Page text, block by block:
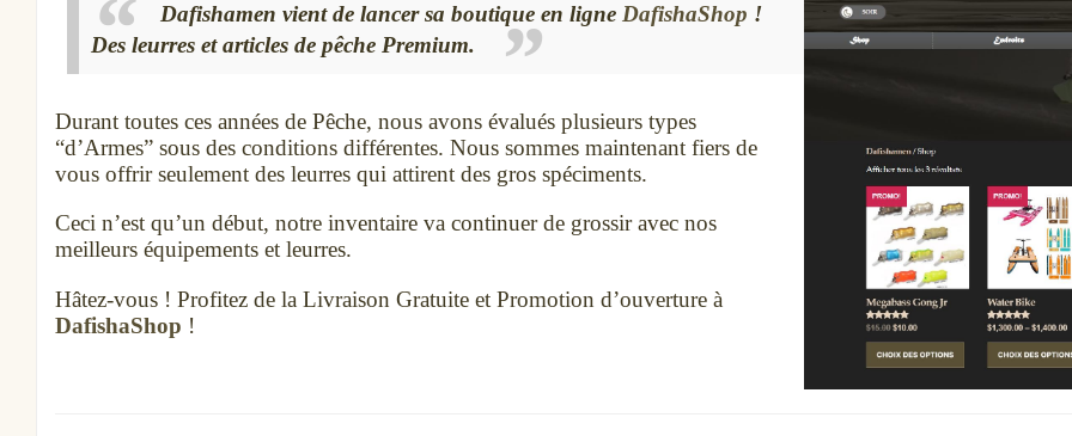
Dafishamen vient de lancer sa boutique en ligneDafishaShop !
Des leurres et articles de pêche Premium.
Durant toutes ces années de Pêche, nous avons évalués plusieurs types
“d’Armes” sous des conditions différentes. Nous sommes maintenant fiers de
vous offrir seulement des leurres qui attirent des gros spéciments.
Ceci n’est qu’un début, notre inventaire va continuer de grossir avec nos
meilleurs équipements et leurres.
Hâtez-vous ! Profitez de la Livraison Gratuite et Promotion d’ouverture à
DafishaShop !